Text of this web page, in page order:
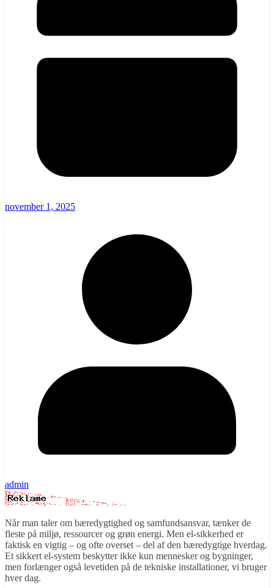
november 1, 2025
admin
Når man taler om bæredygtighed og samfundsansvar, tænker de
fleste på miljø, ressourcer og grøn energi. Men el-sikkerhed er
faktisk en vigtig – og ofte overset – del af den bæredygtige hverdag.
Et sikkert el-system beskytter ikke kun mennesker og bygninger,
men forlænger også levetiden på de tekniske installationer, vi bruger
hver dag.